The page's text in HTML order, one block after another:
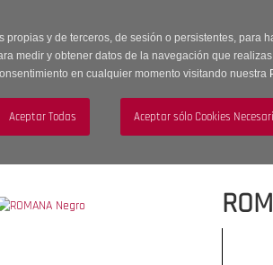
propias y de terceros, de sesión o persistentes, para
medir y obtener datos de la navegación que
en cualquier momento visitando nuestra
HOMBRE ACCESORIOS